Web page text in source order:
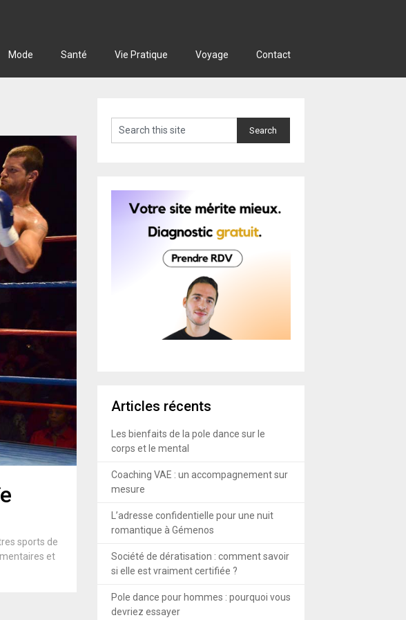
Mode Santé Vie Pratique Voyage Contact
sports de
et
Articles récents
Les bienfaits de la pole dance sur le
corps et le mental
Coaching VAE : un accompagnement sur
mesure
L’adresse confidentielle pour une nuit
romantique à Gémenos
Société de dératisation : comment savoir
si elle est vraiment certifiée ?
Pole dance pour hommes : pourquoi vous
devriez essayer